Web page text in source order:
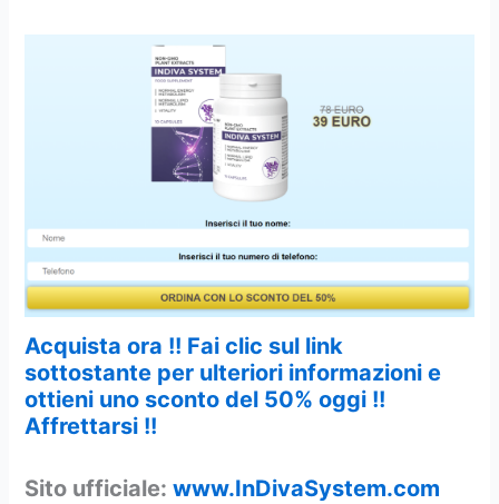
Acquista ora !! Fai clic sul link
sottostante per ulteriori informazioni e
ottieni uno sconto del 50% oggi !!
Affrettarsi !!
Sito ufficiale:www.InDivaSystem.com